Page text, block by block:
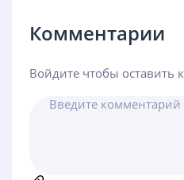
Комментарии
Войдите чтобы оставить